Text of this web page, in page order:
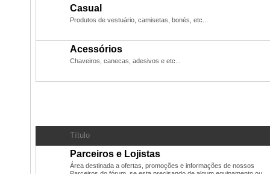
Casual
Produtos de vestuário, camisetas, bonés, etc...
Acessórios
Chaveiros, canecas, adesivos e etc...
Título
Parceiros e Lojistas
Área destinada a ofertas, promoções e informações de nossos